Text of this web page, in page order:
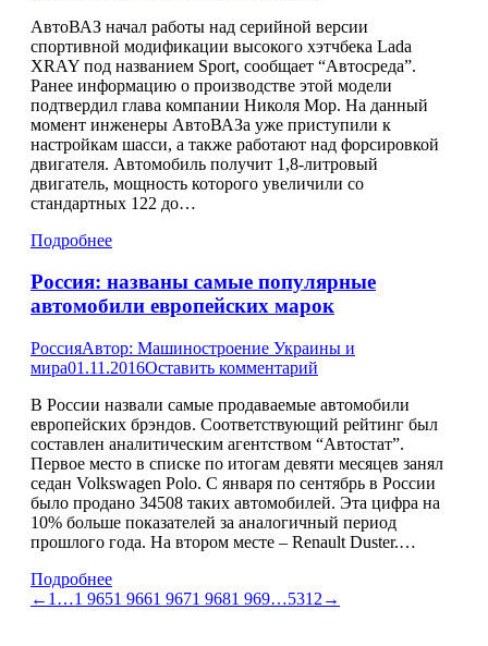
АвтоВАЗ начал работы над серийной версии
спортивной модификации высокого хэтчбека Lada
XRAY под названием Sport, сообщает “Автосреда”.
Ранее информацию о производстве этой модели
подтвердил глава компании Николя Мор. На данный
момент инженеры АвтоВАЗа уже приступили к
настройкам шасси, а также работают над форсировкой
двигателя. Автомобиль получит 1,8-литровый
двигатель, мощность которого увеличили со
стандартных 122 до…
Подробнее
Россия: названы самые популярные
автомобили европейских марок
РоссияАвтор: Машиностроение Украины и
мира01.11.2016Оставить комментарий
В России назвали самые продаваемые автомобили
европейских брэндов. Соответствующий рейтинг был
составлен аналитическим агентством “Автостат”.
Первое место в списке по итогам девяти месяцев занял
седан Volkswagen Polo. С января по сентябрь в России
было продано 34508 таких автомобилей. Эта цифра на
10% больше показателей за аналогичный период
прошлого года. На втором месте – Renault Duster.…
Подробнее
← 1 …1 9651 9661 9671 9681 969…5312 →